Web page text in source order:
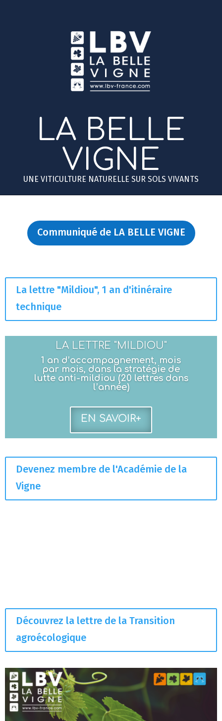
LA BELLE
VIGNE
UNE VITICULTURE NATURELLE SUR SOLS VIVANTS
Communiqué de LA BELLE VIGNE
La lettre "Mildiou", 1 an d'itinéraire
technique
LA LETTRE "MILDIOU"
1 an d’accompagnement, mois
par mois, dans la stratégie de
lutte anti-mildiou (20 lettres dans
l’année)
EN SAVOIR+
Devenez membre de l'Académie de la
Vigne
Découvrez la lettre de la Transition
agroécologique